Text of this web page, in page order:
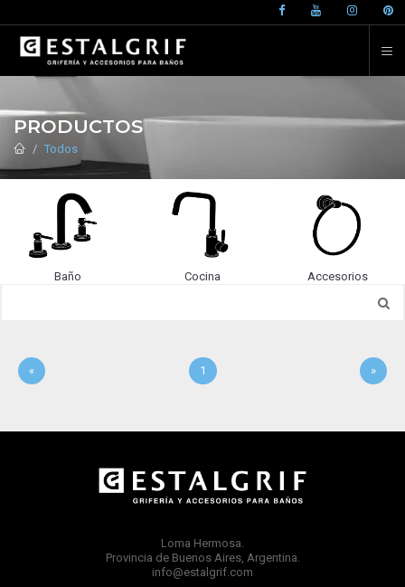
PRODUCTOS
Todos
Baño Cocina Accesorios
« 1 »
Loma Hermosa.
Provincia de Buenos Aires, Argentina.
info@estalgrif.com